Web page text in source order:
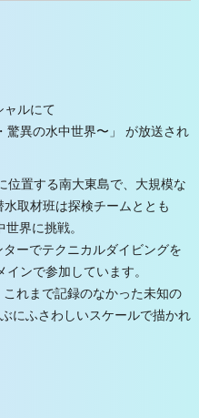
ャルにて
驚異の水中世界〜」 が放送され
位置する南大東島で、大規模な
取材班は探検チームととも
界に挑戦。
ーでテクニカルダイビングを
ンで参加しています。
れまで記録のなかった未知の
にふさわしいスケールで描かれ